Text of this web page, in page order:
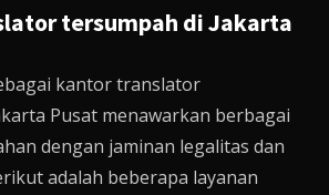
tersumpah di Jakarta
kantor translator
Pusat menawarkan berbagai
dengan jaminan legalitas dan
adalah beberapa layanan